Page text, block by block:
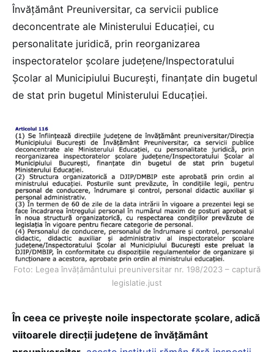
Învățământ Preuniversitar, ca servicii publice
deconcentrate ale Ministerului Educației, cu
personalitate juridică, prin reorganizarea
inspectoratelor școlare județene/Inspectoratului
Școlar al Municipiului București, finanțate din bugetul
de stat prin bugetul Ministerului Educației.
Foto: Legea învățământului preuniversitar nr. 198/2023 – captură
legislatie.just
În ceea ce privește noile inspectorate școlare, adică
viitoarele direcții județene de învățământ